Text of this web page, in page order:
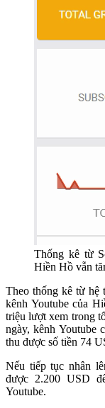
Thống kê từ
Hiền Hồ vẫn
Theo thống kê từ hệ
kênh Youtube của
triệu lượt xem trong
ngày, kênh Youtube
thu được số tiền 74
Nếu tiếp tục nhân
được 2.200 USD
Youtube.